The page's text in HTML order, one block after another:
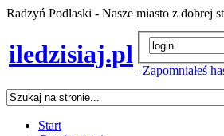
Radzyń Podlaski - Nasze miasto z dobrej
iledzisiaj.pl
Zapomniałeś
Start